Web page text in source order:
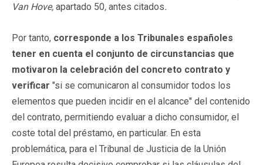
Van Hove, apartado 50, antes citados.
Por tanto, corresponde a los Tribunales españoles
tener en cuenta el conjunto de circunstancias que
motivaron la celebración del concreto contrato y
verificar "si se comunicaron al consumidor todos los
elementos que pueden incidir en el alcance" del contenido
del contrato, permitiendo evaluar a dicho consumidor, el
coste total del préstamo, en particular. En esta
problemática, para el Tribunal de Justicia de la Unión